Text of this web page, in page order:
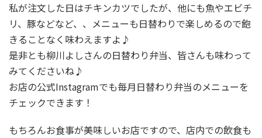
私が注文した日はチキンカツでしたが、他にも魚やエビチ
リ、豚などなど、、メニューも日替わりで楽しめるので飽
きることなく味わえますよ♪
是非とも柳川よしさんの日替わり弁当、皆さんも味わって
みてくださいね♪
お店の公式Instagramでも毎月日替わり弁当のメニューを
チェックできます！
もちろんお食事が美味しいお店ですので、店内での飲食も